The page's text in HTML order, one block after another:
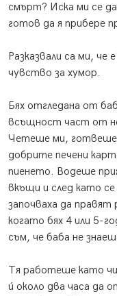
смърт? Иска ми се
готов да я прибере
Разказвали са ми, че
чувство за хумор.
Бях отгледана от
всъщност част от
Четеше ми, готвеше
добрите печени
пиенето. Водеше
вкъщи и след като
започваха да правят
когато бях 4 или 5-
съм, че баба не
Тя работеше като
ú около два часа да